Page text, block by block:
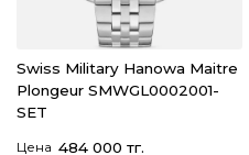
Swiss Military Hanowa Maitre
Plongeur SMWGL0002001-
SET
Цена 484 000 тг.